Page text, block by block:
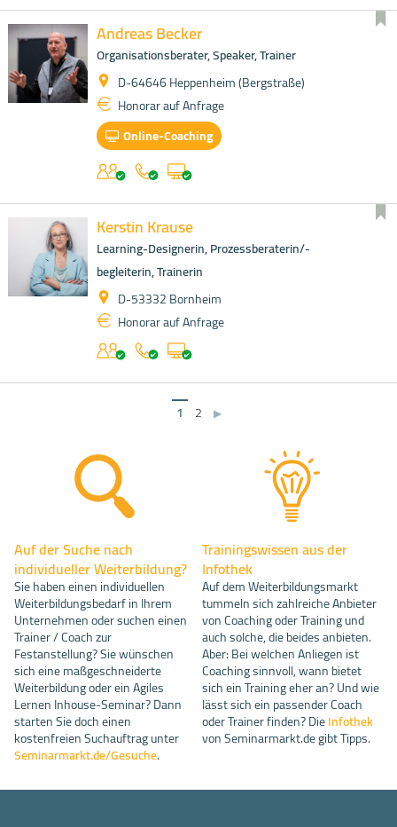
Andreas Becker
Organisationsberater, Speaker, Trainer
D-64646 Heppenheim (Bergstraße)
Honorar auf Anfrage
Online-Coaching
Kerstin Krause
Learning-Designerin, Prozessberaterin/-
begleiterin, Trainerin
D-53332 Bornheim
Honorar auf Anfrage
1 2 ▶
Auf der Suche nach
individueller Weiterbildung?
Sie haben einen individuellen
Weiterbildungsbedarf in Ihrem
Unternehmen oder suchen einen
Trainer / Coach zur
Festanstellung? Sie wünschen
sich eine maßgeschneiderte
Weiterbildung oder ein Agiles
Lernen Inhouse-Seminar? Dann
starten Sie doch einen
kostenfreien Suchauftrag unter
Seminarmarkt.de/Gesuche.
Trainingswissen aus der
Infothek
Auf dem Weiterbildungsmarkt
tummeln sich zahlreiche Anbieter
von Coaching oder Training und
auch solche, die beides anbieten.
Aber: Bei welchen Anliegen ist
Coaching sinnvoll, wann bietet
sich ein Training eher an? Und wie
lässt sich ein passender Coach
oder Trainer finden? DieInfothek
von Seminarmarkt.de gibt Tipps.